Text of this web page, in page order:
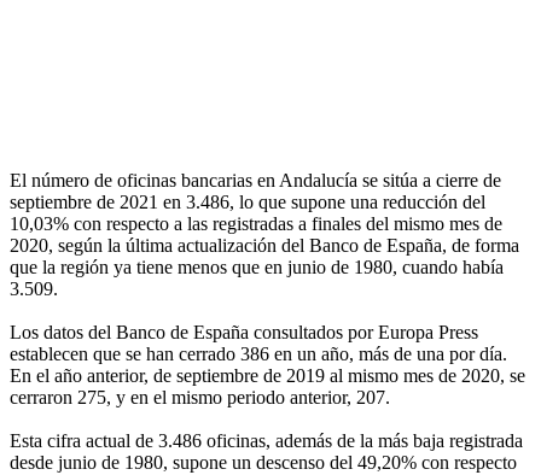
El número de oficinas bancarias en Andalucía se sitúa a cierre de
septiembre de 2021 en 3.486, lo que supone una reducción del
10,03% con respecto a las registradas a finales del mismo mes de
2020, según la última actualización del Banco de España, de forma
que la región ya tiene menos que en junio de 1980, cuando había
3.509.
Los datos del Banco de España consultados por Europa Press
establecen que se han cerrado 386 en un año, más de una por día.
En el año anterior, de septiembre de 2019 al mismo mes de 2020, se
cerraron 275, y en el mismo periodo anterior, 207.
Esta cifra actual de 3.486 oficinas, además de la más baja registrada
desde junio de 1980, supone un descenso del 49,20% con respecto